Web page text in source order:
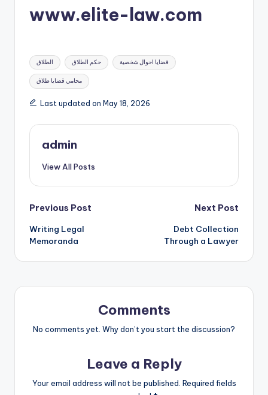
www.elite-law.com
Tags:
الطلاق حكم الطلاق قضايا احوال شخصية
محامي قضايا طلاق
Last updated on May 18, 2026
admin
View All Posts
Post
navigation
Previous Post
Writing Legal
Memoranda
Next Post
Debt Collection
Through a Lawyer
Comments
No comments yet. Why don’t you start the discussion?
Leave a Reply
Your email address will not be published. Required fields